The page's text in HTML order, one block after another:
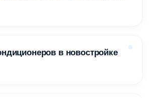
в новостройке